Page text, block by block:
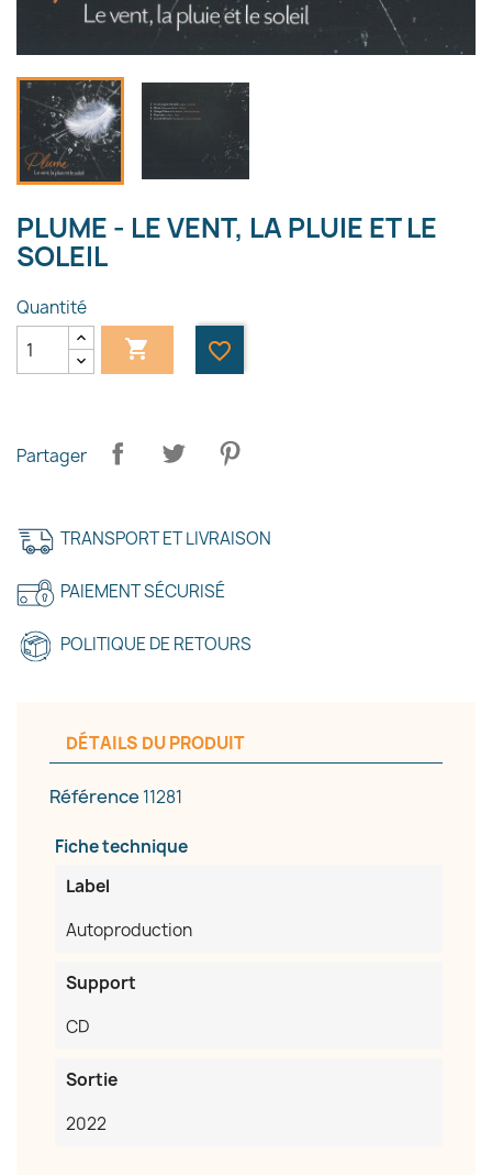
PLUME - LE VENT, LA PLUIE ET LE
SOLEIL
Quantité
 favorite_border
Partager
TRANSPORT ET LIVRAISON
PAIEMENT SÉCURISÉ
POLITIQUE DE RETOURS
DÉTAILS DU PRODUIT
Référence 11281
Fiche technique
Label
Autoproduction
Support
CD
Sortie
2022